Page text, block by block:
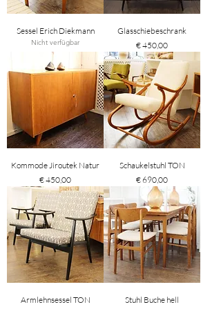
Sessel Erich Diekmann
Nicht verfügbar
Glasschiebeschrank
Preis
€ 450,00
Kommode Jiroutek Natur
Preis
€ 450,00
Schaukelstuhl TON
Preis
€ 690,00
Armlehnsessel TON
Stuhl Buche hell